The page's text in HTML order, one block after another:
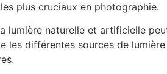
plus cruciaux en photographie.
lumière naturelle et artificielle
les différentes sources de